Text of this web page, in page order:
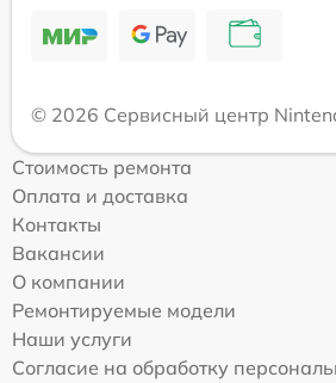
© 2026 Сервисный центр
Стоимость ремонта
Оплата и доставка
Контакты
Вакансии
О компании
Ремонтируемые модели
Наши услуги
Согласие на обработку